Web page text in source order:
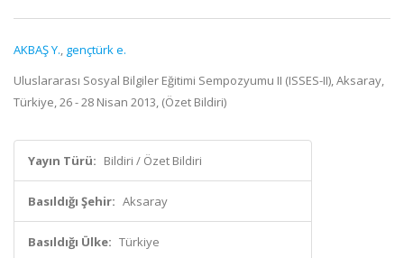
AKBAŞ Y., gençtürk e.
Uluslararası Sosyal Bilgiler Eğitimi Sempozyumu II (ISSES-II), Aksaray,
Türkiye, 26 - 28 Nisan 2013, (Özet Bildiri)
Yayın Türü: Bildiri / Özet Bildiri
Basıldığı Şehir: Aksaray
Basıldığı Ülke: Türkiye